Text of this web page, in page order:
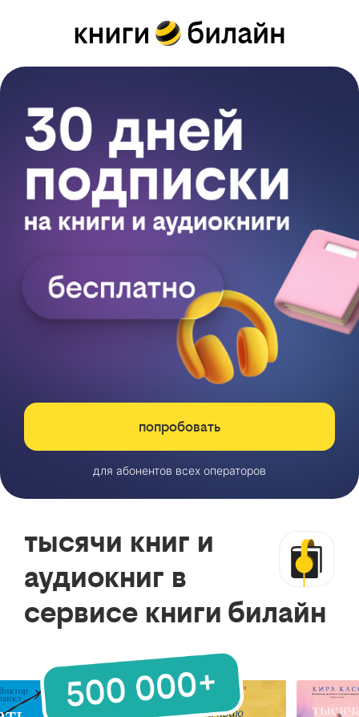
попробовать
для абонентов всех операторов
тысячи книг и
аудиокниг в
сервисе книги билайн